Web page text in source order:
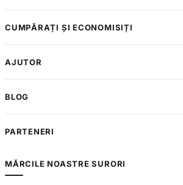
CUMPĂRAȚI ȘI ECONOMISIȚI
AJUTOR
BLOG
PARTENERI
MĂRCILE NOASTRE SURORI